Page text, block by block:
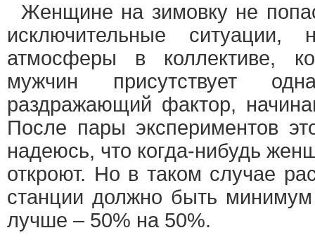
Женщине на зимовку не
исключительные
атмосферы в коллективе,
мужчин присутствует
раздражающий фактор,
После пары экспериментов
надеюсь, что когда-нибудь
откроют. Но в таком случае
станции должно быть
лучше – 50% на 50%.